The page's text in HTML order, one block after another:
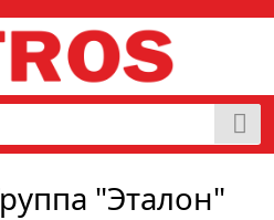
"Эталон"